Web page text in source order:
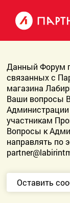
Данный Форум
связанных с
магазина
Ваши вопросы
участникам
Вопросы к
направлять по
Оставить